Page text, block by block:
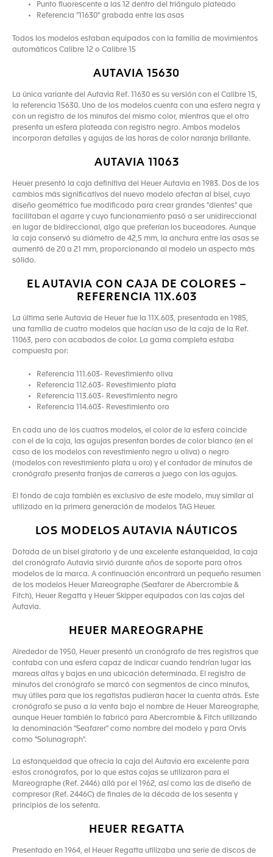
Punto fluorescente a las 12 dentro del triángulo plateado
Referencia "11630" grabada entre las asas
Todos los modelos estaban equipados con la familia de movimientos
automáticos Calibre 12 o Calibre 15
AUTAVIA 15630
La única variante del Autavia Ref. 11630 es su versión con el Calibre 15,
la referencia 15630. Uno de los modelos cuenta con una esfera negra y
con un registro de los minutos del mismo color, mientras que el otro
presenta un esfera plateada con registro negro. Ambos modelos
incorporan detalles y agujas de las horas de color naranja brillante.
AUTAVIA 11063
Heuer presentó la caja definitiva del Heuer Autavia en 1983. Dos de los
cambios más significativos del nuevo modelo afectan al bisel, cuyo
diseño geométrico fue modificado para crear grandes "dientes" que
facilitaban el agarre y cuyo funcionamiento pasó a ser unidireccional
en lugar de bidireccional, algo que preferían los buceadores. Aunque
la caja conservó su diámetro de 42,5 mm, la anchura entre las asas se
aumentó de 20 a 21 mm, proporcionando al modelo un aspecto más
sólido.
EL AUTAVIA CON CAJA DE COLORES –
REFERENCIA 11X.603
La última serie Autavia de Heuer fue la 11X.603, presentada en 1985,
una familia de cuatro modelos que hacían uso de la caja de la Ref.
11063, pero con acabados de color. La gama completa estaba
compuesta por:
Referencia 111.603- Revestimiento oliva
Referencia 112.603- Revestimiento plata
Referencia 113.603- Revestimiento negro
Referencia 114.603- Revestimiento oro
En cada uno de los cuatros modelos, el color de la esfera coincide
con el de la caja, las agujas presentan bordes de color blanco (en el
caso de los modelos con revestimiento negro u oliva) o negro
(modelos con revestimiento plata u oro) y el contador de minutos de
cronógrafo presenta franjas de carreras a juego con las agujas.
El fondo de caja también es exclusivo de este modelo, muy similar al
utilizado en la primera generación de modelos TAG Heuer.
LOS MODELOS AUTAVIA NÁUTICOS
Dotada de un bisel giratorio y de una excelente estanqueidad, la caja
del cronógrafo Autavia sirvió durante años de soporte para otros
modelos de la marca. A continuación encontrará un pequeño resumen
de los modelos Heuer Mareographe (Seafarer de Abercrombie &
Fitch), Heuer Regatta y Heuer Skipper equipados con las cajas del
Autavia.
HEUER MAREOGRAPHE
Alrededor de 1950, Heuer presentó un cronógrafo de tres registros que
contaba con una esfera capaz de indicar cuando tendrían lugar las
mareas altas y bajas en una ubicación determinada. El registro de
minutos del cronógrafo se marcó con segmentos de cinco minutos,
muy útiles para que los regatistas pudieran hacer la cuenta atrás. Este
cronógrafo se puso a la venta bajo el nombre de Heuer Mareographe,
aunque Heuer también lo fabricó para Abercrombie & Fitch utilizando
la denominación "Seafarer" como nombre del modelo y para Orvis
como "Solunagraph".
La estanqueidad que ofrecía la caja del Autavia era excelente para
estos cronógrafos, por lo que estas cajas se utilizaron para el
Mareographe (Ref. 2446) allá por el 1962, así como las de diseño de
compresor (Ref. 2446C) de finales de la década de los sesenta y
principios de los setenta.
HEUER REGATTA
Presentado en 1964, el Heuer Regatta utilizaba una serie de discos de